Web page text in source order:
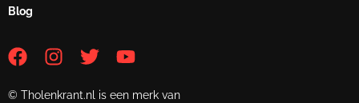
Blog
© Tholenkrant.nl is een merk van